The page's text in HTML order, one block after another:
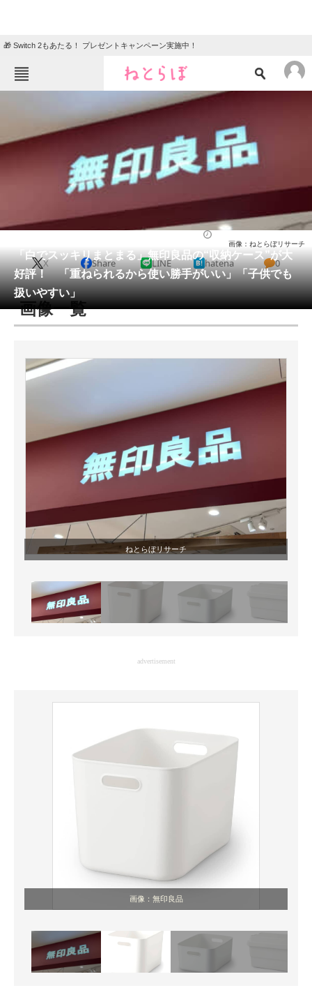
🎁 Switch 2もあたる！ プレゼントキャンペーン実施中！
エンタメ クイズ
地域
動物 リサーチ
会員記事
メディア
注目記事を集めた総合ページ
スマホと通信の最新トレンド
好きが集まる 比べて選べる
ビジネスと働き方のヒント
企業ITのトレンドを詳説
経営リーダーのコミュニティ
マーケ×ITの今がよく分かる
ITエンジニア向け専門サイト
製造業のIT導入・活用を支援
モノづくり技術者専門サイト
エレクトロニクス専門サイト
ちょっと気になるネットの話題
「白でスッキリまとまる」無印良品の“収納ケース”が大
好評！ 「重ねられるから使い勝手がいい」「子供でも
扱いやすい」
画像：ねとらぼリサーチ
X Share LINE hatena 0
画像一覧
ねとらぼリサーチ
advertisement
画像：無印良品